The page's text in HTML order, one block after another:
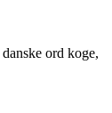
ord koge,